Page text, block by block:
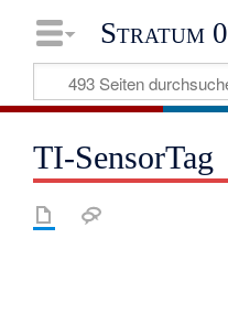
Stratum 0
TI-SensorTag